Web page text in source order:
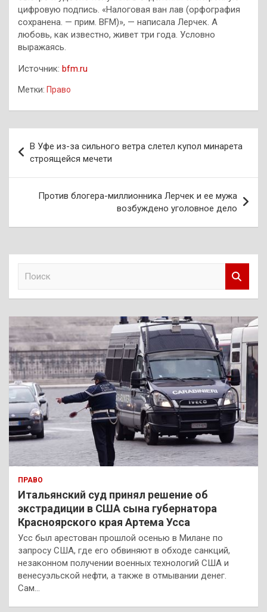
цифровую подпись. «Налоговая ван лав (орфография
сохранена. — прим. BFM)», — написала Лерчек. А
любовь, как известно, живет три года. Условно
выражаясь.
Источник: bfm.ru
Метки: Право
по
записям
В Уфе из-за сильного ветра слетел купол минарета
строящейся мечети
Против блогера-миллионника Лерчек и ее мужа
возбуждено уголовное дело
к
ПРАВО
Итальянский суд принял решение об
экстрадиции в США сына губернатора
Красноярского края Артема Усса
Усс был арестован прошлой осенью в Милане по
запросу США, где его обвиняют в обходе санкций,
незаконном получении военных технологий США и
венесуэльской нефти, а также в отмывании денег.
Сам…